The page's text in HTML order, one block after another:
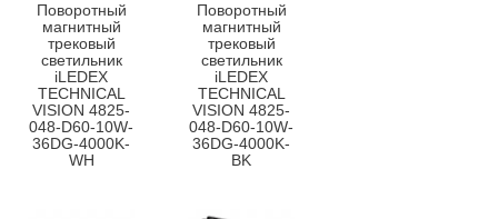
Поворотный
магнитный
трековый
светильник
iLEDEX
TECHNICAL
VISION 4825-
048-D60-10W-
36DG-4000K-
WH
Поворотный
магнитный
трековый
светильник
iLEDEX
TECHNICAL
VISION 4825-
048-D60-10W-
36DG-4000K-
BK